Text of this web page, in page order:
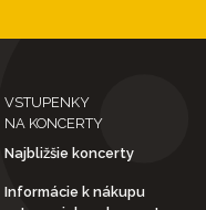
VSTUPENKY
NA KONCERTY
Najbližšie koncerty
Informácie k nákupu